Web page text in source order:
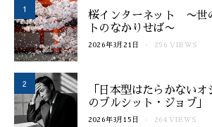
1
桜インターネット 〜世
トのなかりせば〜
2026年3月21日 256 VIEWS
2
「日本型はたらかない
のブルシット・ジョブ」
2026年3月15日 264 VIEWS